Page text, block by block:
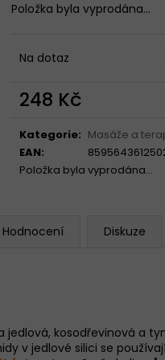
Položka byla vyprodána…
Na dotaz
248 Kč
cena:
Kategorie: Masáže a
EAN:
Položka byla vyprodána…
Hodnocení Diskuze
kosodřevinová a
v jedlové silici se
ACTIVE MANGO &
1210GTRIO PŘÍCHUTÍ